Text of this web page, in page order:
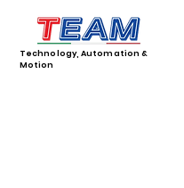
Technology, Automation &
Motion